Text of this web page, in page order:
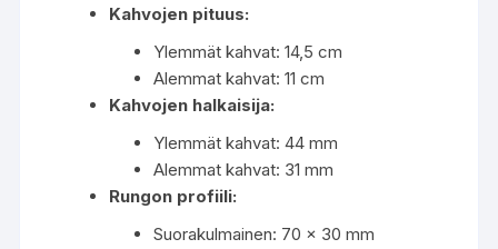
Kahvojen pituus:
Ylemmät kahvat: 14,5 cm
Alemmat kahvat: 11 cm
Kahvojen halkaisija:
Ylemmät kahvat: 44 mm
Alemmat kahvat: 31 mm
Rungon profiili:
Suorakulmainen: 70 x 30 mm